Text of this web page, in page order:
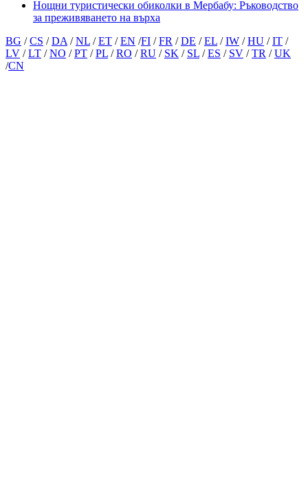
Нощни туристически обиколки в Мербабу: Ръководство
за преживяването на върха
BG /CS /DA /NL /ET /EN /FI /FR /DE /EL /IW /HU /IT /
LV /LT /NO /PT /PL /RO /RU / SK / SL /ES / SV /TR /UK
/CN